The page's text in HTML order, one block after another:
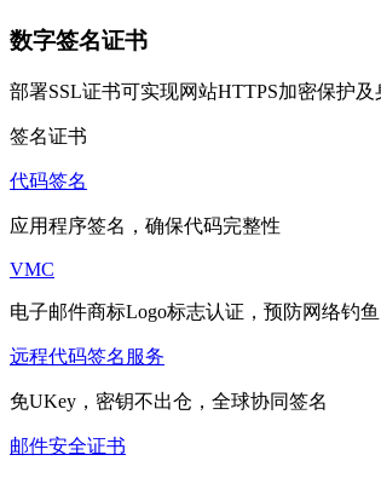
数字签名证书
部署SSL证书可实现网站HTTPS加密保护
签名证书
代码签名
应用程序签名，确保代码完整性
VMC
电子邮件商标Logo标志认证，预防网络钓鱼
远程代码签名服务
免UKey，密钥不出仓，全球协同签名
邮件安全证书